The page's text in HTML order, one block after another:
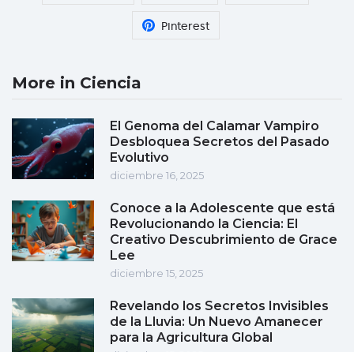
Pinterest
More in Ciencia
El Genoma del Calamar Vampiro
Desbloquea Secretos del Pasado
Evolutivo
diciembre 16, 2025
Conoce a la Adolescente que está
Revolucionando la Ciencia: El
Creativo Descubrimiento de Grace
Lee
diciembre 15, 2025
Revelando los Secretos Invisibles
de la Lluvia: Un Nuevo Amanecer
para la Agricultura Global